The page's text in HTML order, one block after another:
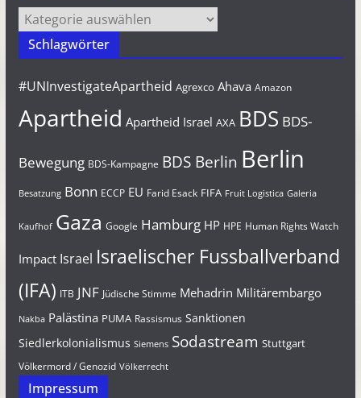
Kategorien
Schlagwörter
#UNInvestigateApartheid Agrexco Ahava Amazon
Apartheid Apartheid Israel AXA BDS BDS-
Bewegung BDS-Kampagne BDS Berlin Berlin
Besatzung Bonn ECCP EU Farid Esack FIFA Fruit Logistica Galeria
Kaufhof Gaza Google Hamburg HP HPE Human Rights Watch
Impact Israel Israelischer Fussballverband
(IFA) ITB JNF Jüdische Stimme Mehadrin Militärembargo
Nakba Palästina PUMA Rassismus Sanktionen
Siedlerkolonialismus Siemens Sodastream Stuttgart
Völkermord / Genozid Völkerrecht
Impressum